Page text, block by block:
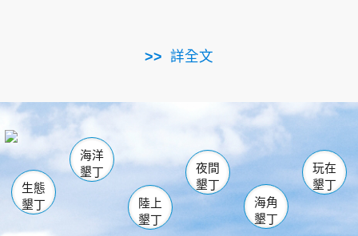
詳全文
南仁湖
海生館
恆春 佳樂水
龍鑾潭自然中心 森林遊樂區
瓊麻館
關山 墾管處遊客中心
社頂公園 風吹沙
船帆石
白砂 龍磐公園
香蕉灣
砂島
鵝鑾鼻
生態
墾丁
海洋
墾丁
陸上
墾丁
夜間
墾丁
海角
墾丁
玩在
墾丁